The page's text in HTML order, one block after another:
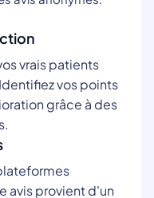
vrais patients
vos points
grâce à des
avis provient d'un